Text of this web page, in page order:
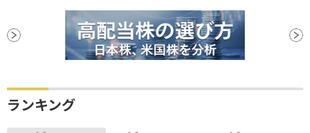
ランキング